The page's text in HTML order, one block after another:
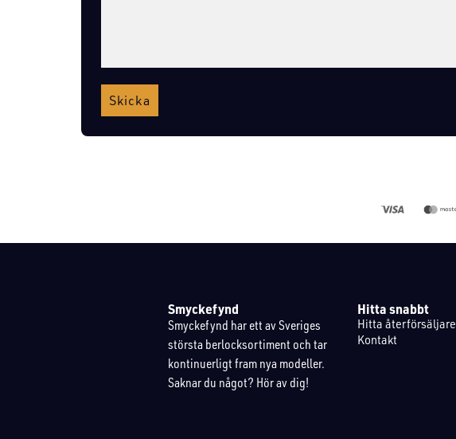
Skicka
Smyckefynd
Smyckefynd har ett av Sveriges
största berlocksortiment och tar
kontinuerligt fram nya modeller.
Saknar du något? Hör av dig!
Hitta snabbt
Hitta återförsäljare
Kontakt